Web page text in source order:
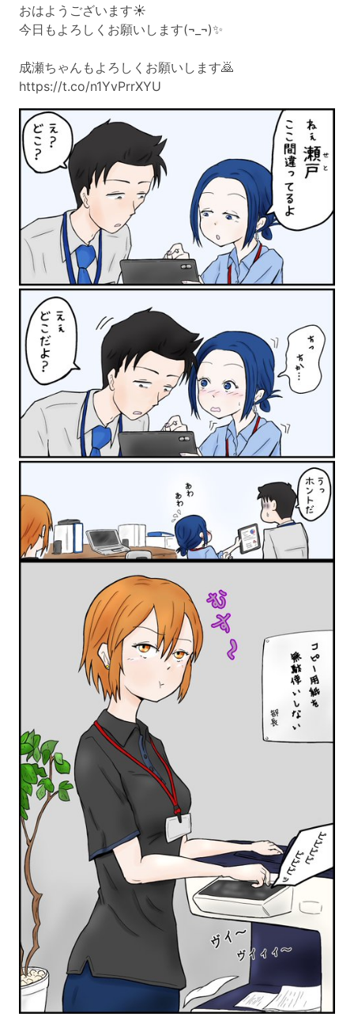
おはようございます☀️
今日もよろしくお願いします(¬_¬)✨
成瀬ちゃんもよろしくお願いします🙇
https://t.co/n1YvPrrXYU